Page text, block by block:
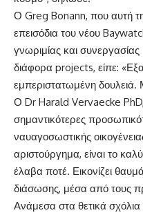
Ο Greg Bonann, που αυτή
επεισόδια του νέου
γνωριμίας και
διάφορα projects, είπε:
εμπεριστατωμένη
Ο Dr Harald Vervaecke
σημαντικότερες
ναυαγοσωστικής
αριστούργημα, είναι το
έλαβα ποτέ. Εικονίζει
διάσωσης, μέσα από τους
Ανάμεσα στα θετικά